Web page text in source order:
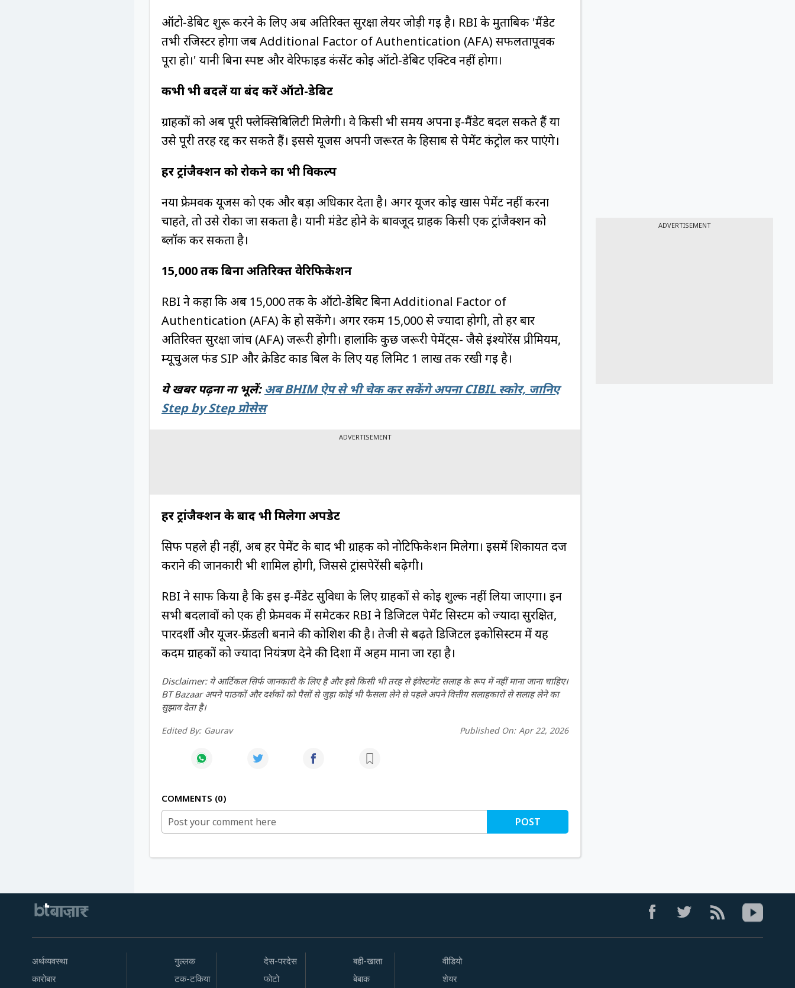
ऑटो-डेबिट शुरू करने के लिए अब अतिरिक्त सुरक्षा लेयर जोड़ी गई है। RBI के मुताबिक 'मैंडेट
तभी रजिस्टर होगा जब Additional Factor of Authentication (AFA) सफलतापूर्वक
पूरा हो।' यानी बिना स्पष्ट और वेरिफाइड कंसेंट कोई ऑटो-डेबिट एक्टिव नहीं होगा।
कभी भी बदलें या बंद करें ऑटो-डेबिट
ग्राहकों को अब पूरी फ्लेक्सिबिलिटी मिलेगी। वे किसी भी समय अपना ई-मैंडेट बदल सकते हैं या
उसे पूरी तरह रद्द कर सकते हैं। इससे यूजर्स अपनी जरूरत के हिसाब से पेमेंट कंट्रोल कर पाएंगे।
हर ट्रांजैक्शन को रोकने का भी विकल्प
नया फ्रेमवर्क यूजर्स को एक और बड़ा अधिकार देता है। अगर यूजर कोई खास पेमेंट नहीं करना
चाहते, तो उसे रोका जा सकता है। यानी मंडेट होने के बावजूद ग्राहक किसी एक ट्रांजैक्शन को
ब्लॉक कर सकता है।
₹15,000 तक बिना अतिरिक्त वेरिफिकेशन
RBI ने कहा कि अब ₹15,000 तक के ऑटो-डेबिट बिना Additional Factor of
Authentication (AFA) के हो सकेंगे। अगर रकम ₹15,000 से ज्यादा होगी, तो हर बार
अतिरिक्त सुरक्षा जांच (AFA) जरूरी होगी। हालांकि कुछ जरूरी पेमेंट्स- जैसे इंश्योरेंस प्रीमियम,
म्यूचुअल फंड SIP और क्रेडिट कार्ड बिल के लिए यह लिमिट ₹1 लाख तक रखी गई है।
ये खबर पढ़ना ना भूलें: अब BHIM ऐप से भी चेक कर सकेंगे अपना CIBIL स्कोर, जानिए
Step by Step प्रोसेस
ADVERTISEMENT
हर ट्रांजैक्शन के बाद भी मिलेगा अपडेट
सिर्फ पहले ही नहीं, अब हर पेमेंट के बाद भी ग्राहक को नोटिफिकेशन मिलेगा। इसमें शिकायत दर्ज
कराने की जानकारी भी शामिल होगी, जिससे ट्रांसपेरेंसी बढ़ेगी।
RBI ने साफ किया है कि इस ई-मैंडेट सुविधा के लिए ग्राहकों से कोई शुल्क नहीं लिया जाएगा। इन
सभी बदलावों को एक ही फ्रेमवर्क में समेटकर RBI ने डिजिटल पेमेंट सिस्टम को ज्यादा सुरक्षित,
पारदर्शी और यूजर-फ्रेंडली बनाने की कोशिश की है। तेजी से बढ़ते डिजिटल इकोसिस्टम में यह
कदम ग्राहकों को ज्यादा नियंत्रण देने की दिशा में अहम माना जा रहा है।
Disclaimer: ये आर्टिकल सिर्फ जानकारी के लिए है और इसे किसी भी तरह से इंवेस्टमेंट सलाह के रूप में नहीं माना जाना चाहिए।
BT Bazaar अपने पाठकों और दर्शकों को पैसों से जुड़ा कोई भी फैसला लेने से पहले अपने वित्तीय सलाहकारों से सलाह लेने का
सुझाव देता है।
Edited By: Gaurav Published On: Apr 22, 2026
COMMENTS 0
POST
ADVERTISEMENT
अर्थव्यवस्था
कारोबार
गुल्लक
टक-टकिया
देस-परदेस
फोटो
बही-खाता
बेबाक
वीडियो
शेयर